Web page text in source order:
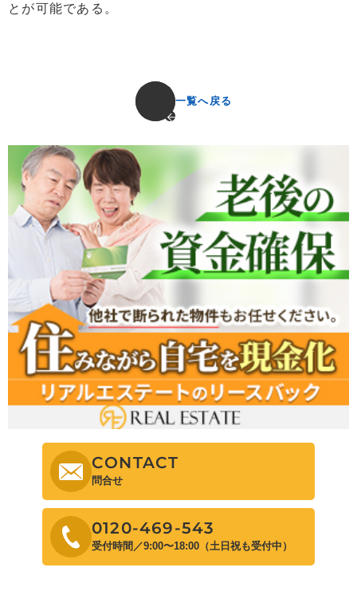
とが可能である。
一覧へ戻る
CONTACT
問合せ
0120-469-543
受付時間／9:00〜18:00（土日祝も受付中）